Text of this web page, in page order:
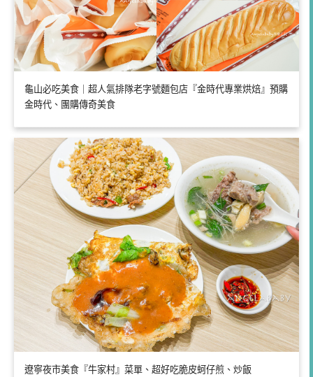
龜山必吃美食｜超人氣排隊老字號麵包店『金時代專業烘焙』預購
金時代、團購傳奇美食
遼寧夜市美食『牛家村』菜單、超好吃脆皮蚵仔煎、炒飯